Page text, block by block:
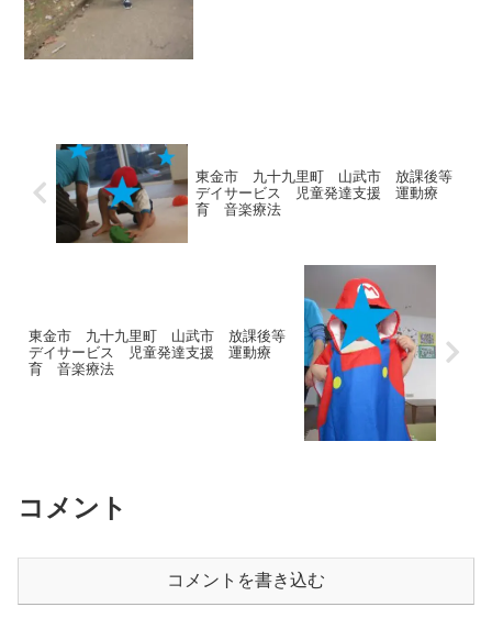
東金市 九十九里町 山武市 放課後等
デイサービス 児童発達支援 運動療
育 音楽療法
東金市 九十九里町 山武市 放課後等
デイサービス 児童発達支援 運動療
育 音楽療法
コメント
コメントを書き込む